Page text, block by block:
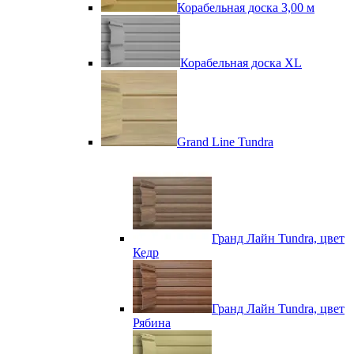
Корабельная доска 3,00 м
Корабельная доска XL
Grand Line Tundra
Гранд Лайн Tundra, цвет
Кедр
Гранд Лайн Tundra, цвет
Рябина